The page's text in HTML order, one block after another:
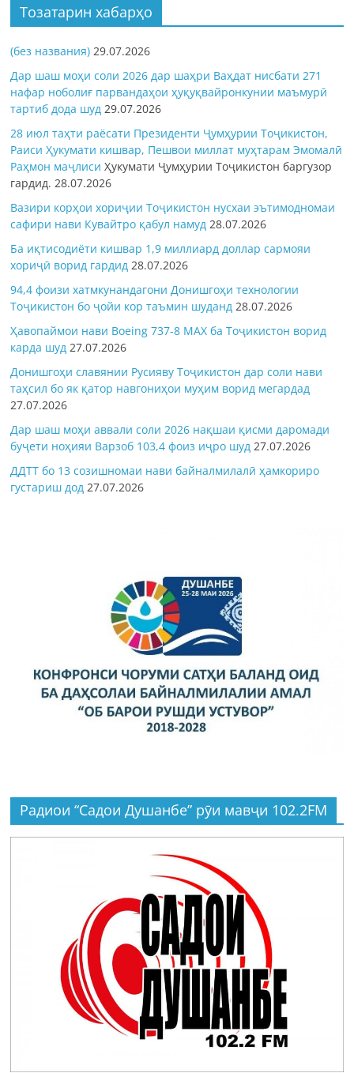
Тозатарин хабарҳо
(без названия) 29.07.2026
Дар шаш моҳи соли 2026 дар шаҳри Ваҳдат нисбати 271
нафар ноболиғ парвандаҳои ҳуқуқвайронкунии маъмурӣ
тартиб дода шуд 29.07.2026
28 июл таҳти раёсати Президенти Ҷумҳурии Тоҷикистон,
Раиси Ҳукумати кишвар, Пешвои миллат муҳтарам Эмомалӣ
Раҳмон маҷлисиҲукумати Ҷумҳурии Тоҷикистон баргузор
гардид.28.07.2026
Вазири корҳои хориҷии Тоҷикистон нусхаи эътимодномаи
сафири нави Кувайтро қабул намуд 28.07.2026
Ба иқтисодиёти кишвар 1,9 миллиард доллар сармояи
хориҷӣ ворид гардид 28.07.2026
94,4 фоизи хатмкунандагони Донишгоҳи технологии
Тоҷикистон бо ҷойи кор таъмин шуданд 28.07.2026
Ҳавопаймои нави Boeing 737-8 MAX ба Тоҷикистон ворид
карда шуд 27.07.2026
Донишгоҳи славянии Русияву Тоҷикистон дар соли нави
таҳсил бо як қатор навгониҳои муҳим ворид мегардад
27.07.2026
Дар шаш моҳи аввали соли 2026 нақшаи қисми даромади
буҷети ноҳияи Варзоб 103,4 фоиз иҷро шуд 27.07.2026
ДДТТ бо 13 созишномаи нави байналмилалӣ ҳамкориро
густариш дод 27.07.2026
Радиои “Садои Душанбе” рӯи мавҷи 102.2FM